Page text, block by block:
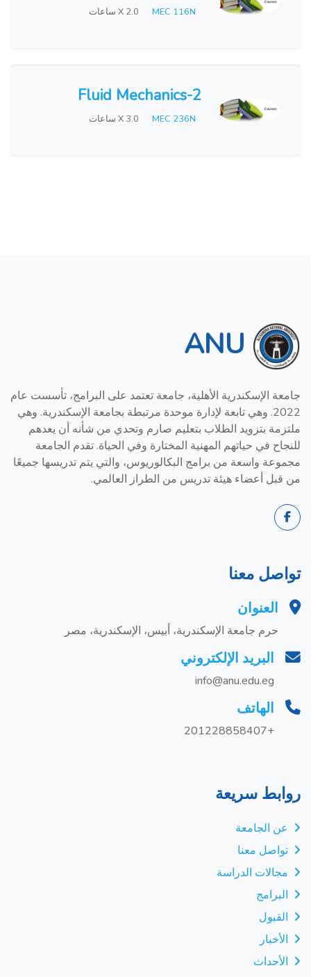
MEC 116N X 2.0 ساعات
Fluid Mechanics-2
MEC 236N X 3.0 ساعات
ANU
جامعة الإسكندرية الأهلية، جامعة تعتمد على البرامج، تأسست عام
2022. وهي تابعة لإدارة موحدة مرتبطة بجامعة الإسكندرية. وهي
ملتزمة بتزويد الطلاب بتعليم صارم وتحدي من شأنه أن يعدهم
للنجاح في حياتهم المهنية المختارة وفي الحياة. تقدم الجامعة
مجموعة واسعة من برامج البكالوريوس، والتي يتم تدريسها جميعًا
من قبل أعضاء هيئة تدريس من الطراز العالمي.
تواصل معنا
العنوان
حرم جامعة الإسكندرية، أبيس، الإسكندرية، مصر
البريد الإلكتروني
info@anu.edu.eg
الهاتف
+201228858407
روابط سريعة
عن الجامعة
تواصل معنا
مجالات الدراسة
البرامج
القبول
الأخبار
الأحداث